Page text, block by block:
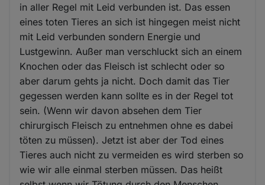
in aller Regel mit Leid verbunden ist. Das essen
eines toten Tieres an sich ist hingegen meist nicht
mit Leid verbunden sondern Energie und
Lustgewinn. Außer man verschluckt sich an einem
Knochen oder das Fleisch ist schlecht oder so
aber darum gehts ja nicht. Doch damit das Tier
gegessen werden kann sollte es in der Regel tot
sein. (Wenn wir davon absehen dem Tier
chirurgisch Fleisch zu entnehmen ohne es dabei
töten zu müssen). Jetzt ist aber der Tod eines
Tieres auch nicht zu vermeiden es wird sterben so
wie wir alle einmal sterben müssen. Das heißt